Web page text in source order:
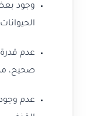
وجود بعض
الحيوانات
عدم قدرة
صحيح،
عدم وجود